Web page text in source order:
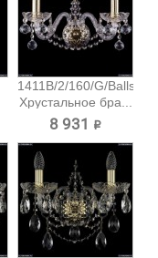
1411B/2/160/G/Balls
Хрустальное бра...
8 931 ₽